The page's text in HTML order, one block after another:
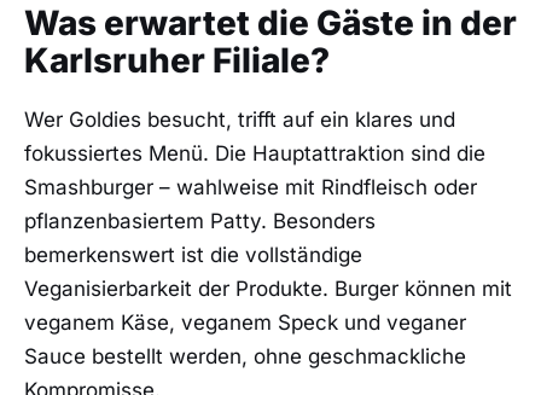
Was erwartet die Gäste in der
Karlsruher Filiale?
Wer Goldies besucht, trifft auf ein klares und
fokussiertes Menü. Die Hauptattraktion sind die
Smashburger – wahlweise mit Rindfleisch oder
pflanzenbasiertem Patty. Besonders
bemerkenswert ist die vollständige
Veganisierbarkeit der Produkte. Burger können mit
veganem Käse, veganem Speck und veganer
Sauce bestellt werden, ohne geschmackliche